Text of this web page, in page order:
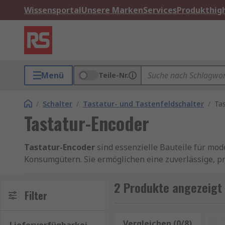
WissensportalUnsere MarkenServices
Menü Teile-Nr.
/ Schalter / Tastatur- und Tastenfeldschalter /
Tastatur-Encoder
Tastatur-Encoder sind essenzielle Bauteile für
Konsumgütern. Sie ermöglichen eine
für Maschinensteuerungen, HMI-Systeme und
für eine intuitive und sichere
ist
Filter 2 Produkte